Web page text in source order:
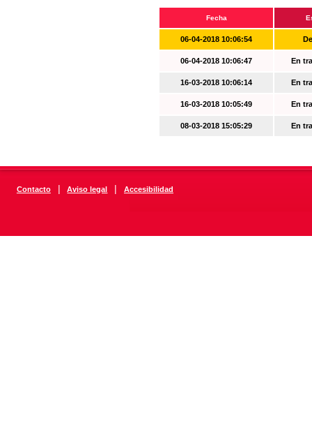
Fecha
06-04-2018 10:06:54
06-04-2018 10:06:47 En
16-03-2018 10:06:14 En
16-03-2018 10:05:49 En
08-03-2018 15:05:29 En
Contacto | Aviso legal | Accesibilidad